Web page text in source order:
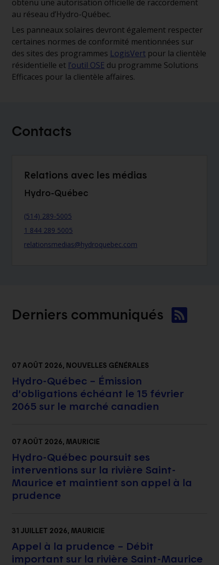
obtenu une autorisation officielle de raccordement
au réseau d’Hydro-Québec.
Les panneaux solaires devront également respecter
certaines normes de conformité mentionnées sur
des sites des programmes LogisVert pour la clientèle
résidentielle et l’outil OSE du programme Solutions
Efficaces pour la clientèle affaires.
Contacts
Relations avec les médias
Hydro-Québec
(514) 289-5005
1 844 289 5005
relationsmedias@hydroquebec.com
Derniers communiqués
07 AOÛT 2026, NOUVELLES GÉNÉRALES
Hydro-Québec – Émission
d’obligations échéant le 15 février
2065 sur le marché canadien
07 AOÛT 2026, MAURICIE
Hydro-Québec poursuit ses
interventions sur la rivière Saint-
Maurice et maintient son appel à la
prudence
31 JUILLET 2026, MAURICIE
Appel à la prudence – Débit
important sur la rivière Saint-Maurice